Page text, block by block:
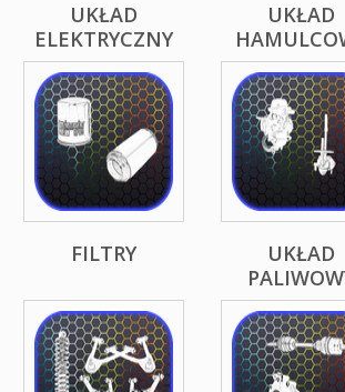
UKŁAD
ELEKTRYCZNY
UKŁAD
FILTRY
UKŁAD